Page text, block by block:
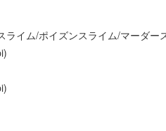
ライム/ポイズンスライム/マーダー